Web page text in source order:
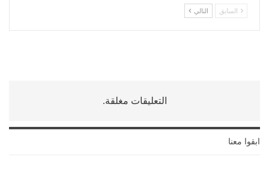
السابق التالي
التعليقات مغلقة.
ابقوا معنا